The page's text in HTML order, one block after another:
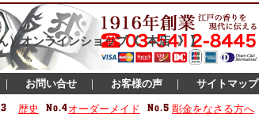
）オンラインショップ《 本店 》】
｜ お問い合せ ｜ お客様の声 ｜ サイトマップ
歴史 オーダーメイド
彫金をなさる方へ